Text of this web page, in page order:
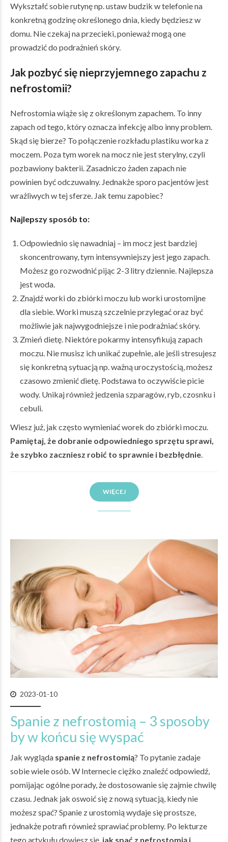
Wykształć sobie rutynę np. ustaw budzik w telefonie na
konkretną godzinę określonego dnia, kiedy będziesz w
domu. Nie czekaj na przecieki, ponieważ mogą one
prowadzić do podrażnień skóry.
Jak pozbyć się nieprzyjemnego zapachu z
nefrostomii?
Nefrostomia wiąże się z określonym zapachem. To inny
zapach od tego, który oznacza infekcję albo inny problem.
Skąd się bierze? To połączenie rozkładu plastiku worka z
moczem. Poza tym worek na mocz nie jest sterylny, czyli
pozbawiony bakterii. Zasadniczo żaden zapach nie
powinien być odczuwalny. Jednakże sporo pacjentów jest
wrażliwych w tej sferze. Jak temu zapobiec?
Najlepszy sposób to:
Odpowiednio się nawadniaj – im mocz jest bardziej
skoncentrowany, tym intensywniejszy jest jego zapach.
Możesz go rozwodnić pijąc 2-3 litry dziennie. Najlepsza
jest woda.
Znajdź worki do zbiórki moczu lub worki urostomijne
dla siebie. Worki muszą szczelnie przylegać oraz być
możliwie jak najwygodniejsze i nie podrażniać skóry.
Zmień dietę. Niektóre pokarmy intensyfikują zapach
moczu. Nie musisz ich unikać zupełnie, ale jeśli stresujesz
się konkretną sytuacją np. ważną uroczystością, możesz
czasowo zmienić dietę. Podstawa to oczywiście picie
wody. Unikaj również jedzenia szparagów, ryb, czosnku i
cebuli.
Wiesz już, jak często wymieniać worek do zbiórki moczu.
Pamiętaj, że dobranie odpowiedniego sprzętu sprawi,
że szybko zaczniesz robić to sprawnie i bezbłędnie
WIĘCEJ
2023-01-10
Spanie z nefrostomią – 3 sposoby
by w końcu się wyspać
Jak wygląda spanie z nefrostomią? To pytanie zadaje
sobie wiele osób. W Internecie ciężko znaleźć odpowiedź,
pomijając ogólne porady, że dostosowanie się zajmie chwilę
czasu. Jednak jak oswoić się z nową sytuacją, kiedy nie
możesz spać? Spanie z urostomią wydaje się prostsze,
jednakże potrafi również sprawiać problemy. Po lekturze
tego artykułu dowiesz się, jak spać z nefrostomią i